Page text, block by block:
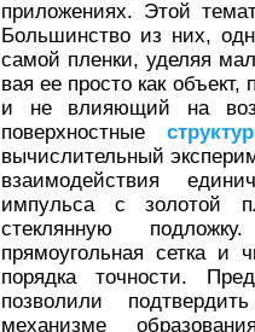
приложениях. Этой
Большинство из них,
самой пленки, уделяя
вая ее просто как
и не влияющий на
поверхностные
вычислительный
взаимодействия
импульса с золотой
стеклянную
прямоугольная сетка и
порядка точности.
позволили
механизме